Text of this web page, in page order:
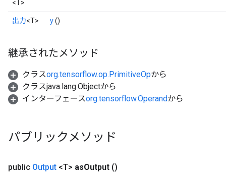
<T>
出力<T> y()
継承されたメソッド
クラスorg.tensorflow.op.PrimitiveOpから
クラスjava.lang.Objectから
インターフェースorg.tensorflow.Operandから
パブリックメソッド
public Output <T> asOutput ()